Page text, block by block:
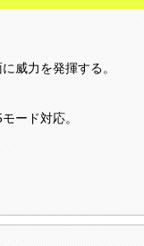
威力を発揮する。
ード対応。